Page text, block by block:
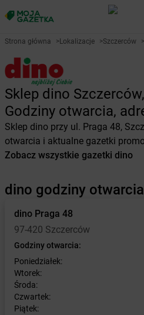
Strona główna >Lokalizacje >Szczerców >
Sklep dino
Godziny otwarcia,
Sklep dino przy ul. Praga 48,
otwarcia i aktualne gazetki
Zobacz wszystkie gazetki dino
dino godziny otwarcia
dino Praga 48
97-420 Szczerców
Godziny otwarcia:
Poniedziałek:
Wtorek:
Środa:
Czwartek:
Piątek: